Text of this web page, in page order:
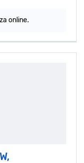
online.